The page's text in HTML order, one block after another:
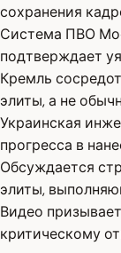
сохранения
Система ПВО
подтверждает
Кремль
элиты, а не
Украинская
прогресса в
Обсуждается
элиты,
Видео
критическому